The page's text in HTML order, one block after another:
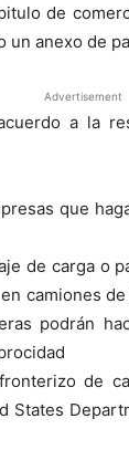
de
un anexo de
Advertisement
a la
que
de carga o
camiones
podrán
de
States